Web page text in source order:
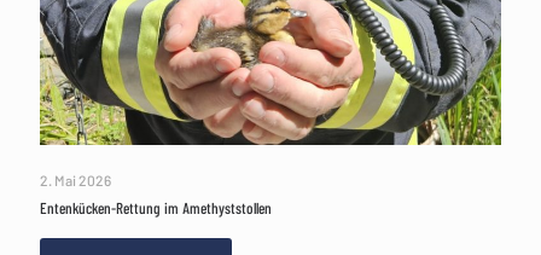
2. Mai 2026
Entenkücken-Rettung im Amethyststollen